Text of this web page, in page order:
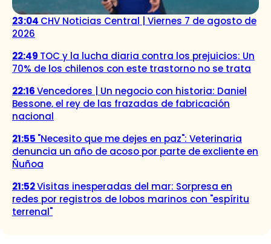
23:04 CHV Noticias Central | Viernes 7 de agosto de
2026
22:49 TOC y la lucha diaria contra los prejuicios: Un
70% de los chilenos con este trastorno no se trata
22:16Vencedores | Un negocio con historia: Daniel
Bessone, el rey de las frazadas de fabricación
nacional
21:55 "Necesito que me dejes en paz": Veterinaria
denuncia un año de acoso por parte de excliente en
Ñuñoa
21:52Visitas inesperadas del mar: Sorpresa en
redes por registros de lobos marinos con "espíritu
terrenal"